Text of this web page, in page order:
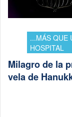
...MÁS QUE
HOSPITAL
Milagro de la
vela de